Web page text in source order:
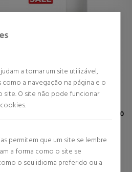
a tornar um site utilizável,
a navegação na página e o
site. O site não pode funcionar
permitem que um site se lembre
a forma como o site se
o seu idioma preferido ou a
BIOTHERM
WATERLOVER SUN MILK SPF30
Protetor solar Corpo
23,70 € 46% DTO.
Preço habitual 44,00 €